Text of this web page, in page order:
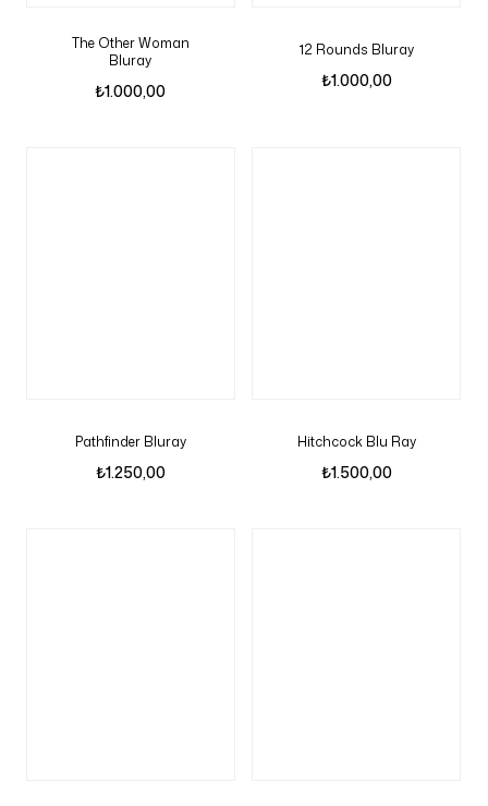
The Other Woman
Bluray
₺1.000,00
12 Rounds Bluray
₺1.000,00
Pathfinder Bluray
₺1.250,00
Hitchcock Blu Ray
₺1.500,00